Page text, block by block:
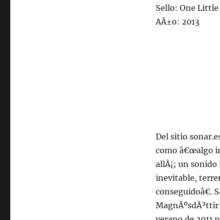
Sello: One
AÃ±o: 2013
Del sitio
como â€œalgo
allÃ¡; un
inevitable,
conseguidoâ€.